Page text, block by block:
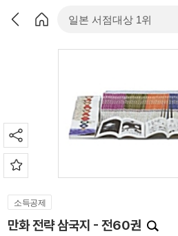
소득공제
만화 전략 삼국지 - 전60권